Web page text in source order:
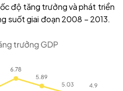
độ tăng trưởng và phát triển
suốt giai đoạn 2008 – 2013.